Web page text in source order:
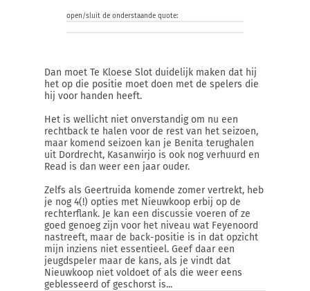
open/sluit de onderstaande quote:
Dan moet Te Kloese Slot duidelijk maken dat hij
het op die positie moet doen met de spelers die
hij voor handen heeft.
Het is wellicht niet onverstandig om nu een
rechtback te halen voor de rest van het seizoen,
maar komend seizoen kan je Benita terughalen
uit Dordrecht, Kasanwirjo is ook nog verhuurd en
Read is dan weer een jaar ouder.
Zelfs als Geertruida komende zomer vertrekt, heb
je nog 4(!) opties met Nieuwkoop erbij op de
rechterflank. Je kan een discussie voeren of ze
goed genoeg zijn voor het niveau wat Feyenoord
nastreeft, maar de back-positie is in dat opzicht
mijn inziens niet essentieel. Geef daar een
jeugdspeler maar de kans, als je vindt dat
Nieuwkoop niet voldoet of als die weer eens
geblesseerd of geschorst is...